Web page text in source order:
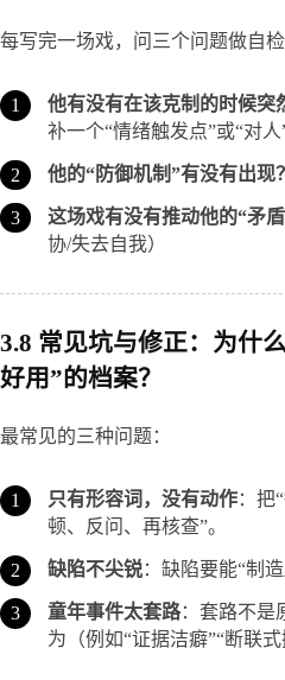
每写完一场戏，问三个问题做自检
他有没有在该克制的时候突
补一个“情绪触发点”或“对人
他的“防御机制”有没有出现？
这场戏有没有推动他的“矛盾
协/失去自我）
3.8 常见坑与修正：为什
好用”的档案？
最常见的三种问题：
只有形容词，没有动作：把
顿、反问、再核查”。
缺陷不尖锐：缺陷要能“制
童年事件太套路：套路不是
为（例如“证据洁癖”“断联式